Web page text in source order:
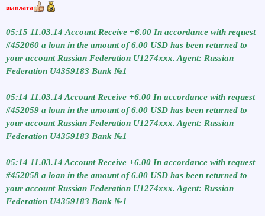
выплата
05:15 11.03.14 Account Receive +6.00 In accordance with request
#452060 a loan in the amount of 6.00 USD has been returned to
your account Russian Federation U1274xxx. Agent: Russian
Federation U4359183 Bank №1
05:14 11.03.14 Account Receive +6.00 In accordance with request
#452059 a loan in the amount of 6.00 USD has been returned to
your account Russian Federation U1274xxx. Agent: Russian
Federation U4359183 Bank №1
05:14 11.03.14 Account Receive +6.00 In accordance with request
#452058 a loan in the amount of 6.00 USD has been returned to
your account Russian Federation U1274xxx. Agent: Russian
Federation U4359183 Bank №1